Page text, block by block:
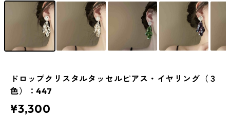
ドロップクリスタルタッセルピアス・イヤリング（３
色）：447
¥3,300